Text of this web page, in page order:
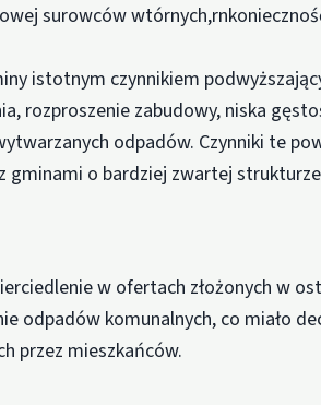
surowców
istotnym czynnikiem
rozproszenie zabudowy, niska
odpadów. Czynniki te
o bardziej zwartej
w ofertach złożonych w
odpadów komunalnych, co miało
przez mieszkańców.